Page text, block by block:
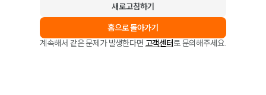
새로고침하기
홈으로 돌아가기
계속해서 같은 문제가 발생한다면 고객센터로 문의해주세요.